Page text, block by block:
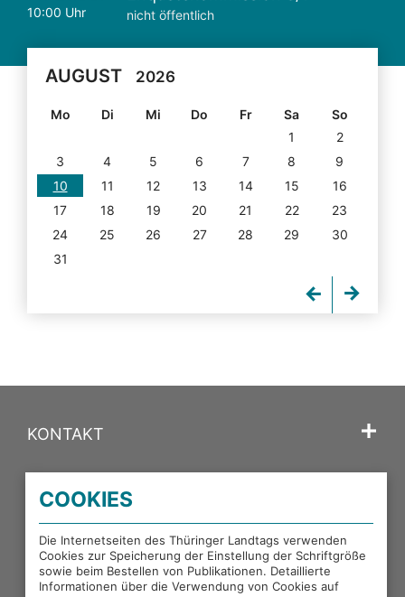
10:00 Uhr nicht öffentlich
AUGUST 2026
Mo Di Mi Do Fr Sa
So
1
2
3
4 5 6 7 8
9
10
11 12 13 14 15
16
17
18 19 20 21 22
23
24
25 26 27 28 29
30
31
KONTAKT
PORTALE DES THÜRINGER LANDTAGS
EXTERNE LINKS
COOKIES
Die Internetseiten des Thüringer Landtags verwenden
Cookies zur Speicherung der Einstellung der Schriftgröße
sowie beim Bestellen von Publikationen. Detaillierte
Informationen über die Verwendung von Cookies auf